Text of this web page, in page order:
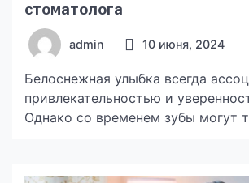
стоматолога
admin 10 июня, 2024
Белоснежная улыбка всегда
привлекательностью и
Однако со временем зубы могут
определенных продуктов и